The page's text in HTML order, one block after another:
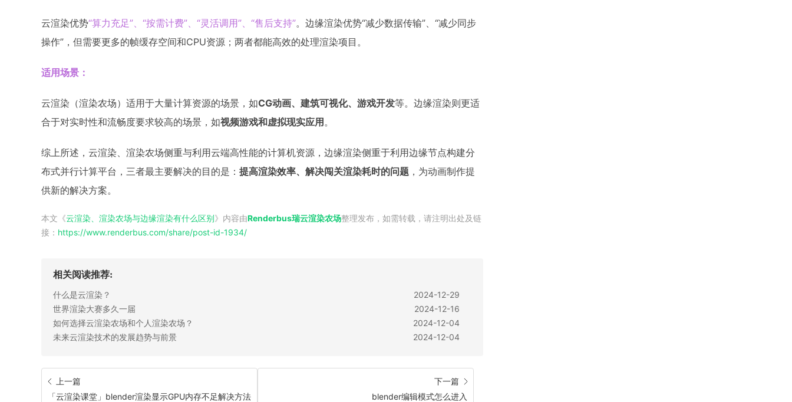
云渲染优势“算力充足”、“按需计费”、“灵活调用”、“售后支持”。边缘渲染优势“减少数据传输”、“减少同步
操作”，但需要更多的帧缓存空间和CPU资源；两者都能高效的处理渲染项目。
适用场景：
云渲染（渲染农场）适用于大量计算资源的场景，如CG动画、建筑可视化、游戏开发等。边缘渲染则更适
合于对实时性和流畅度要求较高的场景，如视频游戏和虚拟现实应用 。
综上所述，云渲染、渲染农场侧重与利用云端高性能的计算机资源，边缘渲染侧重于利用边缘节点构建分
布式并行计算平台，三者最主要解决的目的是：提高渲染效率、解决闯关渲染耗时的问题 ，为动画制作提
供新的解决方案。
本文《云渲染、渲染农场与边缘渲染有什么区别》内容由Renderbus瑞云渲染农场整理发布，如需转载，请注明出处及链
接： https://www.renderbus.com/share/post-id-1934/
相关阅读推荐:
什么是云渲染？
2024-12-29
世界渲染大赛多久一届
2024-12-16
如何选择云渲染农场和个人渲染农场？
2024-12-04
未来云渲染技术的发展趋势与前景
2024-12-04
上一篇
「云渲染课堂」blender渲染显示GPU内存不足解决方法
下一篇
blender编辑模式怎么进入